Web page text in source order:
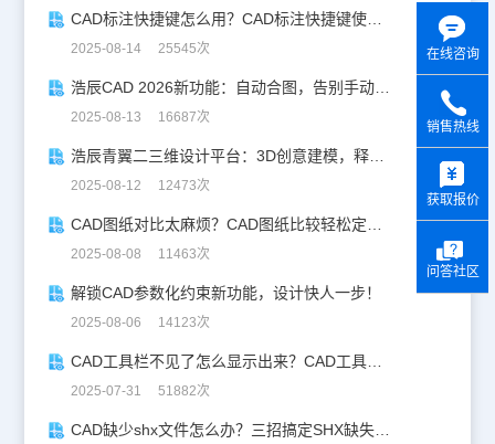
CAD标注快捷键怎么用？CAD标注快捷键使用教程
2025-08-14 25545次
浩辰CAD 2026新功能：自动合图，告别手动拼图！
2025-08-13 16687次
浩辰青翼二三维设计平台：3D创意建模，释放创意生产力！
2025-08-12 12473次
2025-08-08 11463次
解锁CAD参数化约束新功能，设计快人一步！
2025-08-06 14123次
CAD工具栏不见了怎么显示出来？CAD工具栏恢复指南
2025-07-31 51882次
CAD缺少shx文件怎么办？三招搞定SHX缺失难题
在线咨询
销售热线
获取报价
问答社区